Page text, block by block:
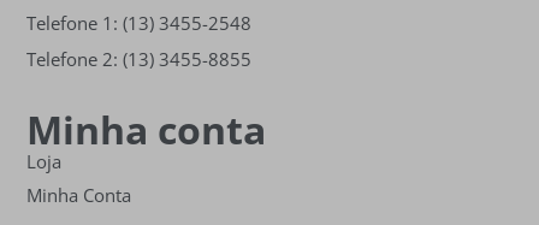
Minha conta
Loja
Minha Conta
Telefone 1: (13) 3455-2548
Telefone 2: (13) 3455-8855